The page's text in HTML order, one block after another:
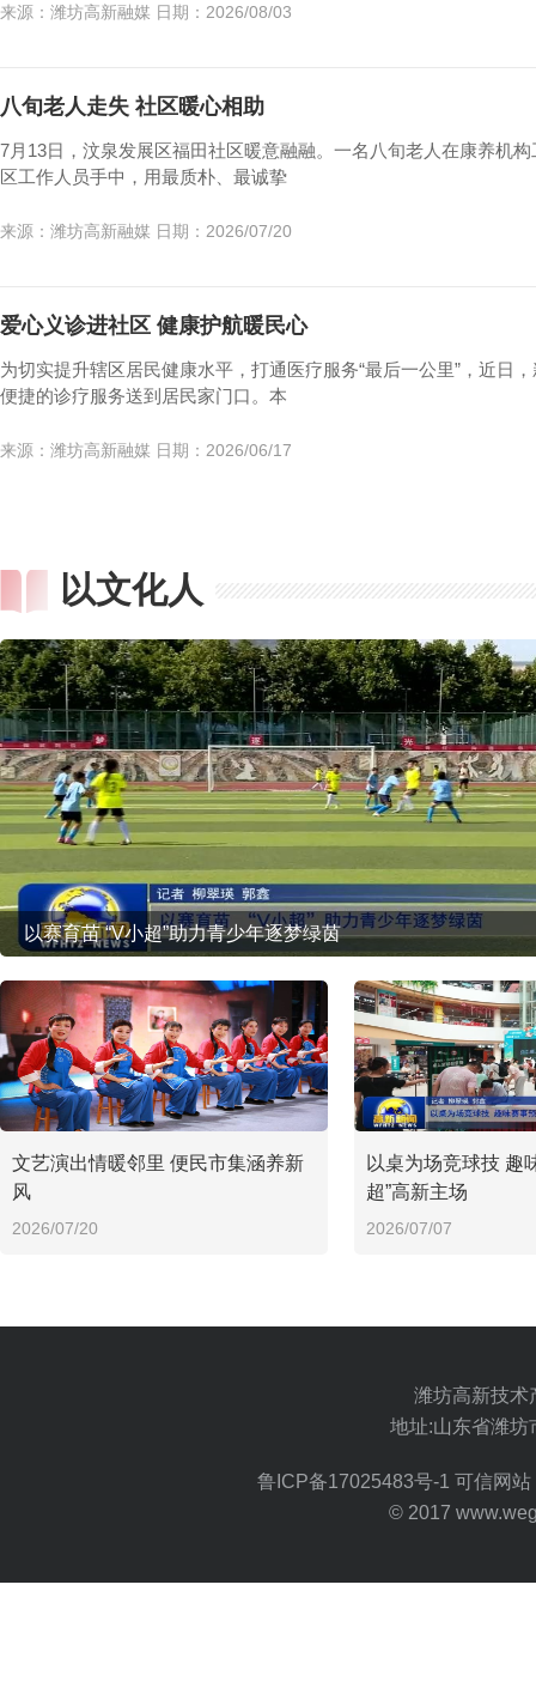
来源：潍坊高新融媒 日期：2026/08/03
八旬老人走失 社区暖心相助
7月13日，汶泉发展区福田社区暖意融融。一名八旬老人在康养机
区工作人员手中，用最质朴、最诚挚
来源：潍坊高新融媒 日期：2026/07/20
爱心义诊进社区 健康护航暖民心
为切实提升辖区居民健康水平，打通医疗服务“最后一公里”，近日
便捷的诊疗服务送到居民家门口。本
来源：潍坊高新融媒 日期：2026/06/17
以文化人
以赛育苗 “V小超”助力青少年逐梦绿茵
文艺演出情暖邻里 便民市集涵养新
风
2026/07/20
以桌为场竞球技 趣
超”高新主场
2026/07/07
潍坊高新技术
地址:山东省潍坊
鲁ICP备17025483号-1 可信网
© 2017